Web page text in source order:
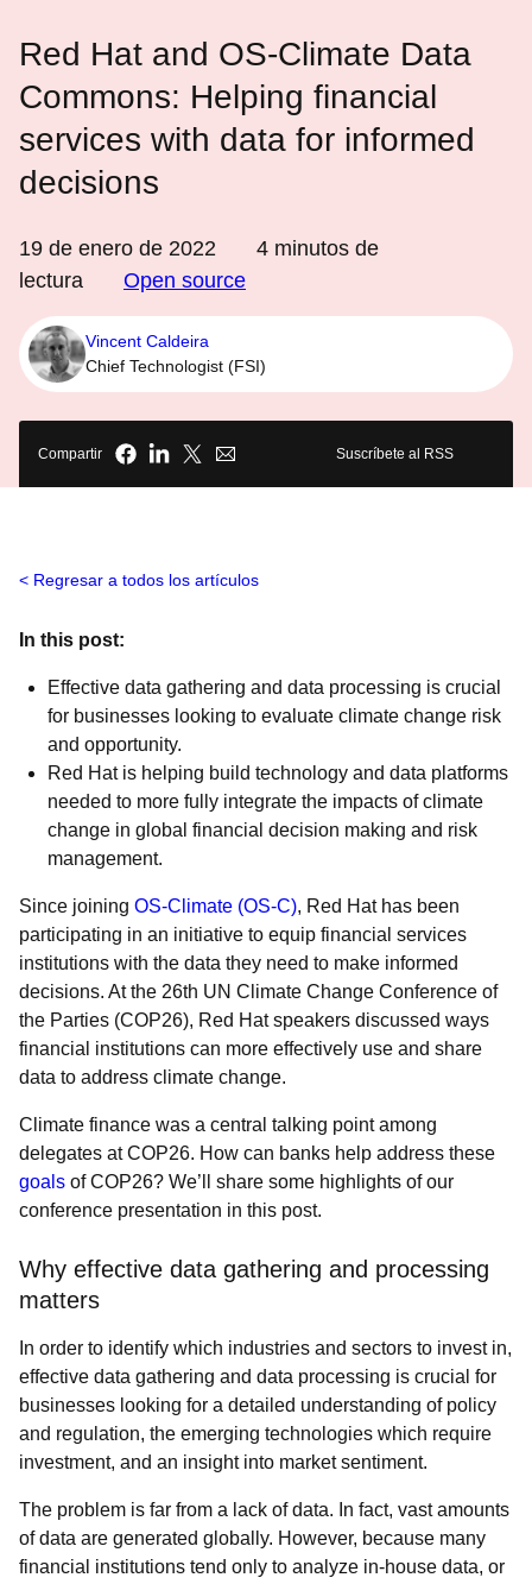
Red Hat and OS-Climate Data
Commons: Helping financial
services with data for informed
decisions
19 de enero de 2022 4 minutos de
lectura
Open source
Vincent Caldeira
Chief Technologist (FSI)
Compartir Suscríbete al RSS
Regresar a todos los artículos
In this post:
Effective data gathering and data processing is crucial
for businesses looking to evaluate climate change risk
and opportunity.
Red Hat is helping build technology and data platforms
needed to more fully integrate the impacts of climate
change in global financial decision making and risk
management.
Since joining OS-Climate (OS-C), Red Hat has been
participating in an initiative to equip financial services
institutions with the data they need to make informed
decisions. At the 26th UN Climate Change Conference of
the Parties (COP26), Red Hat speakers discussed ways
financial institutions can more effectively use and share
data to address climate change.
Climate finance was a central talking point among
delegates at COP26. How can banks help address these
goals of COP26? We’ll share some highlights of our
conference presentation in this post.
Why effective data gathering and processing
matters
In order to identify which industries and sectors to invest in,
effective data gathering and data processing is crucial for
businesses looking for a detailed understanding of policy
and regulation, the emerging technologies which require
investment, and an insight into market sentiment.
The problem is far from a lack of data. In fact, vast amounts
of data are generated globally. However, because many
financial institutions tend only to analyze in-house data, or